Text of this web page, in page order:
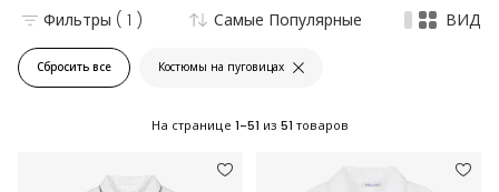
Сбросить все Костюмы на пуговицах
Фильтры ( 1 ) Самые Популярные ВИД
На странице 1-51 из 51 товаров